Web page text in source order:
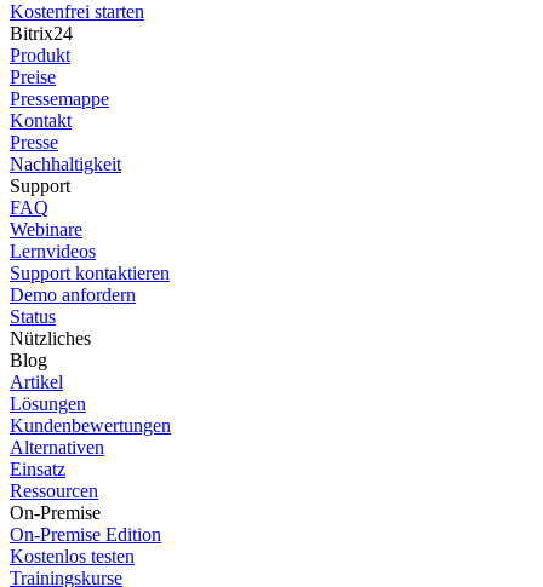
Kostenfrei starten
Bitrix24
Produkt
Preise
Pressemappe
Kontakt
Presse
Nachhaltigkeit
Support
FAQ
Webinare
Lernvideos
Support kontaktieren
Demo anfordern
Status
Nützliches
Blog
Artikel
Lösungen
Kundenbewertungen
Alternativen
Einsatz
Ressourcen
On-Premise
On-Premise Edition
Kostenlos testen
Trainingskurse